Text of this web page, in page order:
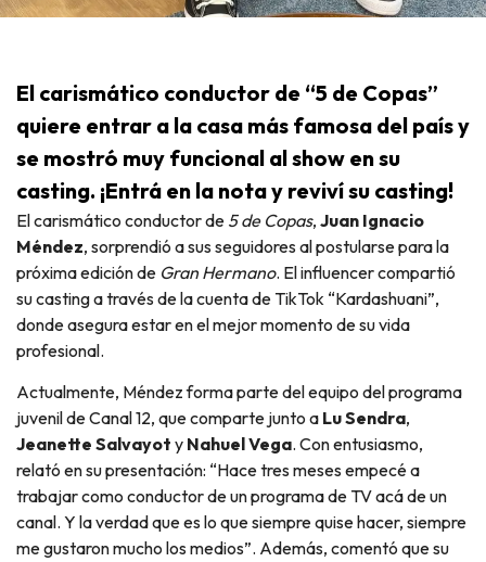
El carismático conductor de “5 de Copas”
quiere entrar a la casa más famosa del país y
se mostró muy funcional al show en su
casting. ¡Entrá en la nota y reviví su casting!
El carismático conductor de 5 de Copas, Juan Ignacio
Méndez, sorprendió a sus seguidores al postularse para la
próxima edición de Gran Hermano. El influencer compartió
su casting a través de la cuenta de TikTok “Kardashuani”,
donde asegura estar en el mejor momento de su vida
profesional.
Actualmente, Méndez forma parte del equipo del programa
juvenil de Canal 12, que comparte junto a Lu Sendra,
Jeanette Salvayot y Nahuel Vega. Con entusiasmo,
relató en su presentación: “Hace tres meses empecé a
trabajar como conductor de un programa de TV acá de un
canal. Y la verdad que es lo que siempre quise hacer, siempre
me gustaron mucho los medios”. Además, comentó que su